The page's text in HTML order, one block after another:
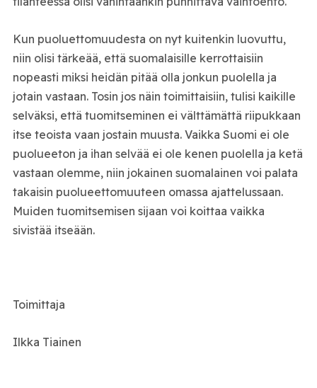
Kun puoluettomuudesta on nyt kuitenkin luovuttu,
niin olisi tärkeää, että suomalaisille kerrottaisiin
nopeasti miksi heidän pitää olla jonkun puolella ja
jotain vastaan. Tosin jos näin toimittaisiin, tulisi kaikille
selväksi, että tuomitseminen ei välttämättä riipukkaan
itse teoista vaan jostain muusta. Vaikka Suomi ei ole
puolueeton ja ihan selvää ei ole kenen puolella ja ketä
vastaan olemme, niin jokainen suomalainen voi palata
takaisin puolueettomuuteen omassa ajattelussaan.
Muiden tuomitsemisen sijaan voi koittaa vaikka
sivistää itseään.
Toimittaja
Ilkka Tiainen